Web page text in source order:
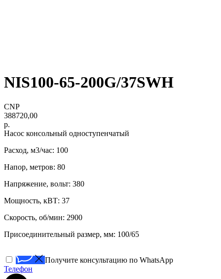
NIS100-65-200G/37SWH
CNP
388720,00
р.
Насос консольный одноступенчатый
Расход, м3/час: 100
Напор, метров: 80
Напряжение, вольт: 380
Мощность, кВТ: 37
Скорость, об/мин: 2900
Присоединительный размер, мм: 100/65
Получите консультацию по WhatsApp
Телефон